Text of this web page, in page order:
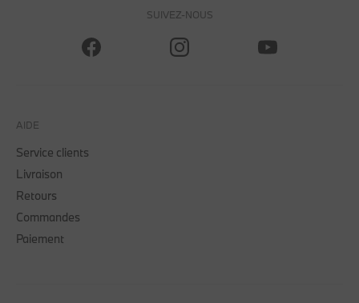
SUIVEZ-NOUS
AIDE
Service clients
Livraison
Retours
Commandes
Paiement